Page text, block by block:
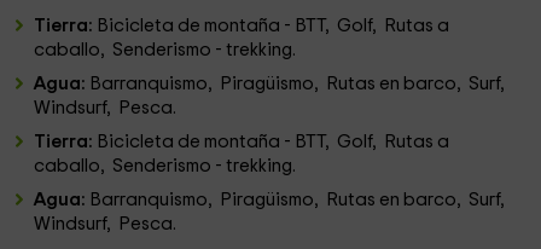
Tierra: Bicicleta de montaña - BTT, Golf, Rutas a
caballo, Senderismo - trekking.
Agua: Barranquismo, Piragüismo, Rutas en barco, Surf,
Windsurf, Pesca.
Tierra: Bicicleta de montaña - BTT, Golf, Rutas a
caballo, Senderismo - trekking.
Agua: Barranquismo, Piragüismo, Rutas en barco, Surf,
Windsurf, Pesca.